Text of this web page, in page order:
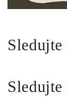
Sledujte
Sledujte